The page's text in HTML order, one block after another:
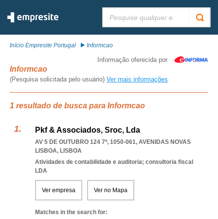
Início Empresite Portugal Informcao
Informação oferecida por
Informcao
(Pesquisa solicitada pelo usuário) Ver mais informações
1 resultado de busca para Informcao
Pkf & Associados, Sroc, Lda
AV 5 DE OUTUBRO 124 7º, 1050-061, AVENIDAS NOVAS
LISBOA, LISBOA
Atividades de contabilidade e auditoria; consultoria fiscal
LDA
Ver empresa Ver no Mapa
Matches in the search for: